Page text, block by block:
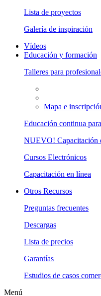
Lista de proyectos
Galería de inspiración
Vídeos
Educación y formación
Talleres para
Mapa e
Educación continua
NUEVO! Capacitación
Cursos Electrónicos
Capacitación en línea
Otros Recursos
Preguntas frecuentes
Descargas
Lista de precios
Garantías
Estudios de casos
Menú